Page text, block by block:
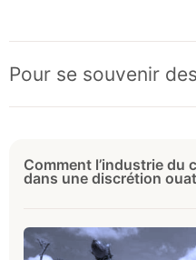
Pour se souvenir
Comment l’industrie du
dans une discrétion